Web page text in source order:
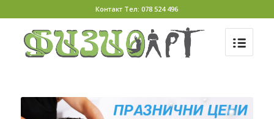
Контакт Тел: 078 524 496